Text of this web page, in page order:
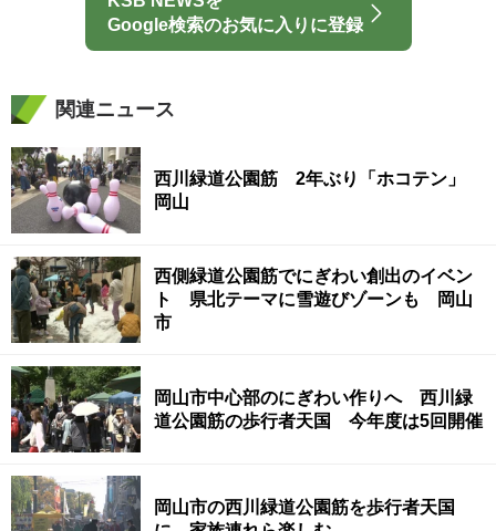
Google検索のお気に入りに登録
関連ニュース
西川緑道公園筋 2年ぶり「ホコテン」
岡山
西側緑道公園筋でにぎわい創出のイベン
ト 県北テーマに雪遊びゾーンも 岡山
市
岡山市中心部のにぎわい作りへ 西川緑
道公園筋の歩行者天国 今年度は5回開催
岡山市の西川緑道公園筋を歩行者天国